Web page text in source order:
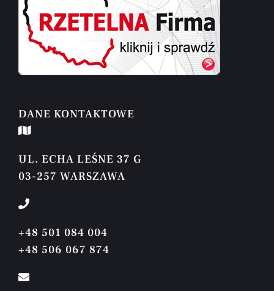
DANE KONTAKTOWE
UL. ECHA LEŚNE 37 G
03-257 WARSZAWA
+48 501 084 004
+48 506 067 874